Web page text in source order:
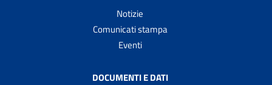
Notizie
Comunicati stampa
Eventi
DOCUMENTI E DATI